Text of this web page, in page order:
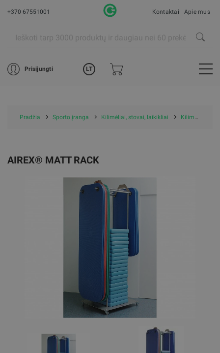
+370 67551001 Kontaktai Apie mus
Prisijungti LT
Pradžia Sporto įranga Kilimėliai, stovai, laikikliai Kilimėlių laikikliai
AIREX® MATT RACK